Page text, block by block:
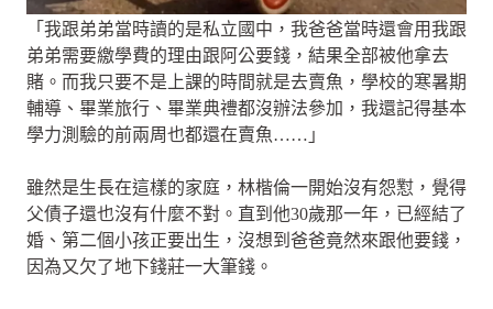
「我跟弟弟當時讀的是私立國中，我爸爸當時還會用我跟
弟弟需要繳學費的理由跟阿公要錢，結果全部被他拿去
賭。而我只要不是上課的時間就是去賣魚，學校的寒暑期
輔導、畢業旅行、畢業典禮都沒辦法參加，我還記得基本
學力測驗的前兩周也都還在賣魚……」
雖然是生長在這樣的家庭，林楷倫一開始沒有怨懟，覺得
父債子還也沒有什麼不對。直到他30歲那一年，已經結了
婚、第二個小孩正要出生，沒想到爸爸竟然來跟他要錢，
因為又欠了地下錢莊一大筆錢。